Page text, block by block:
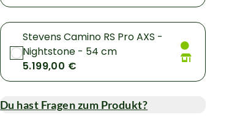
Stevens Camino RS Pro AXS -
Nightstone - 54 cm
5.199,00 €
Du hast Fragen zum Produkt?